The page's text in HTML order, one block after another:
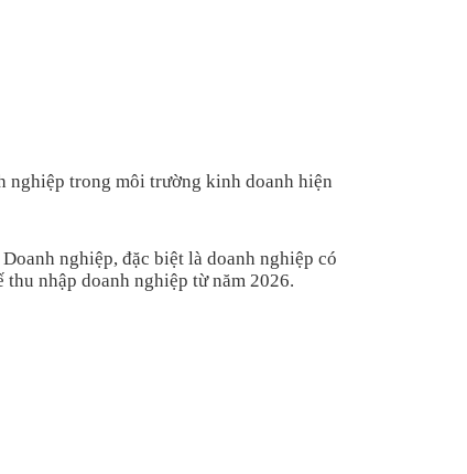
nghiệp trong môi trường kinh doanh hiện
nghiệp, đặc biệt là doanh nghiệp có
nhập doanh nghiệp từ năm 2026.